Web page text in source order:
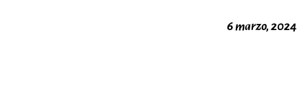
6 marzo, 2024